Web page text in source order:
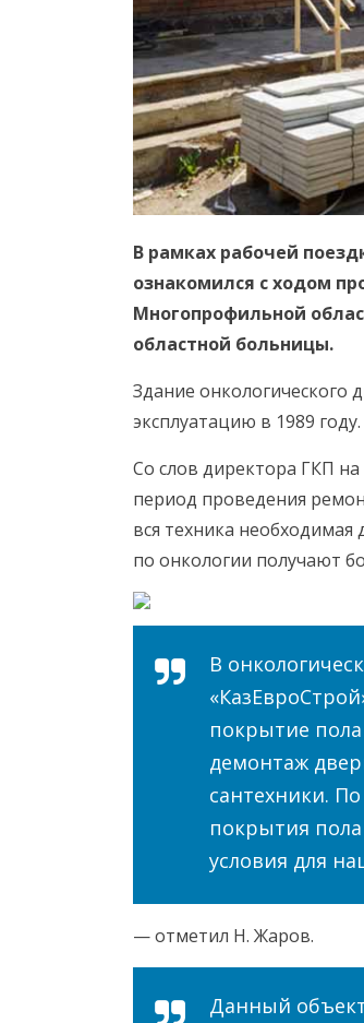
В рамках рабочей
ознакомился с ходом
Многопрофильной
областной больницы.
Здание онкологического
эксплуатацию в 1989 году.
Со слов директора ГКП
период проведения
вся техника
по онкологии получают
В
покрытие
демонтаж
сантехники.
покрытия
условия для
— отметил Н. Жаров.
Данный